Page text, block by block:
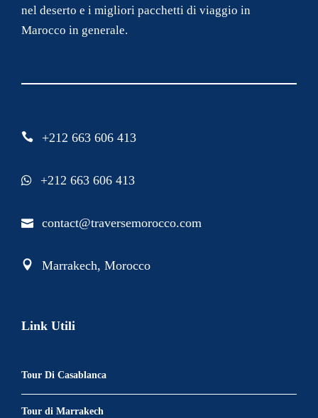
nel deserto e i migliori pacchetti di viaggio in
Marocco in generale.
+212 663 606 413
+212 663 606 413
contact@traversemorocco.com
Marrakech, Morocco
Link Utili
Tour Di Casablanca
Tour di Marrakech